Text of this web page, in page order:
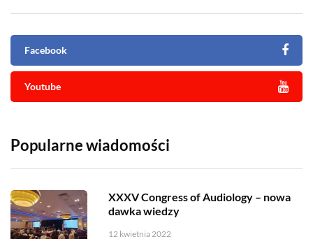
Facebook
Youtube
Popularne wiadomości
XXXV Congress of Audiology – nowa
dawka wiedzy
12 kwietnia 2022